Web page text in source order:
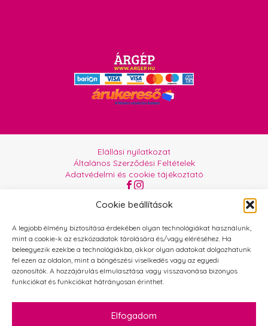
Cookie beállítások
A legjobb élmény biztosítása érdekében olyan technológiákat használunk,
mint a cookie-k az eszközadatok tárolására és/vagy eléréséhez. Ha
beleegyezik ezekbe a technológiákba, akkor olyan adatokat dolgozhatunk
fel ezen az oldalon, mint a böngészési viselkedés vagy az egyedi
azonosítók. A hozzájárulás elmulasztása vagy visszavonása bizonyos
funkciókat és funkciókat hátrányosan érinthet.
Elfogadom
Elállási nyilatkozat
Általános Szerződési Feltételek
Adatvédelmi és cookie tájékoztató